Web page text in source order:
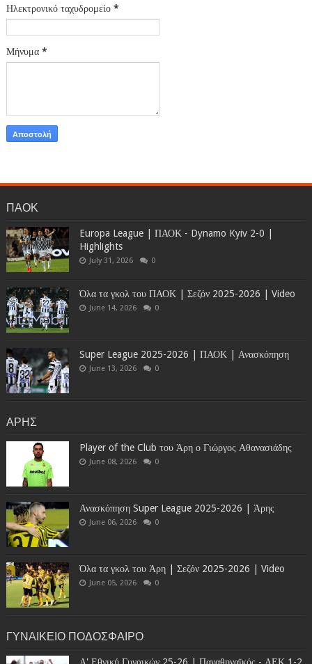
Ηλεκτρονικό ταχυδρομείο *
Μήνυμα *
ΠΑΟΚ
Europa League | ΠΑΟΚ - Dynamo Kyiv 2-0 |
Highlights
July 31, 2026 0
Όλα τα γκολ του ΠΑΟΚ | Σεζόν 2025-2026 | Video
June 14, 2026 0
Super League 2025-2026 | ΠΑΟΚ | Ανασκόπηση
June 13, 2026 0
ΑΡΗΣ
Player of the Club του Άρη ο Γιώργος Αθανασιάδης
June 08, 2026 0
Ανασκόπηση Super League 2025-2026 | Άρης
June 06, 2026 0
Όλα τα γκολ του Άρη | Σεζόν 2025-2026 | Video
June 05, 2026 0
ΓΥΝΑΙΚΕΙΟ ΠΟΔΟΣΦΑΙΡΟ